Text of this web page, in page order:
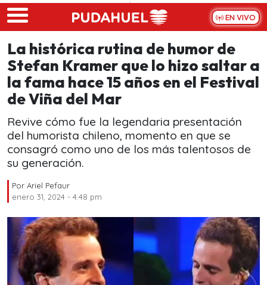
Skip to main content
EN VIVO
La histórica rutina de humor de
Stefan Kramer que lo hizo saltar a
la fama hace 15 años en el Festival
de Viña del Mar
Revive cómo fue la legendaria presentación
del humorista chileno, momento en que se
consagró como uno de los más talentosos de
su generación.
Por Ariel Pefaur
enero 31, 2024 - 4:48 pm